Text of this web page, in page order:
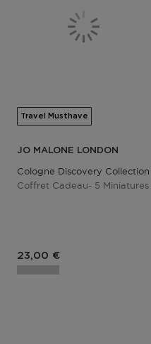
Travel Musthave
JO MALONE LONDON
Cologne Discovery Collection
Coffret Cadeau- 5 Miniatures
23,00 €